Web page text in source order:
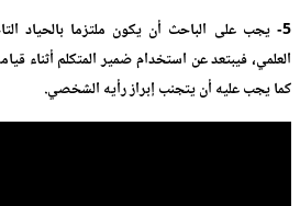
5- يجب على الباحث أن يكون ملتزما بالحياد
العلمي، فيبتعد عن استخدام ضمير المتكلم أثناء
كما يجب عليه أن يتجنب إبراز رأيه الشخصي.